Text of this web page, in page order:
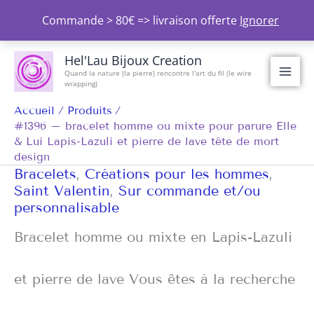
Commande > 80€ => livraison offerte Ignorer
contenu
Hel'Lau Bijoux Creation
Quand la nature (la pierre) rencontre l'art du fil (le wire
wrapping)
Accueil
Produits
#1396 – bracelet homme ou mixte pour parure Elle
& Lui Lapis-Lazuli et pierre de lave tête de mort
design
Bracelets, Créations pour les hommes,
Saint Valentin, Sur commande et/ou
personnalisable
Bracelet homme ou mixte en Lapis-Lazuli
et pierre de lave Vous êtes à la recherche